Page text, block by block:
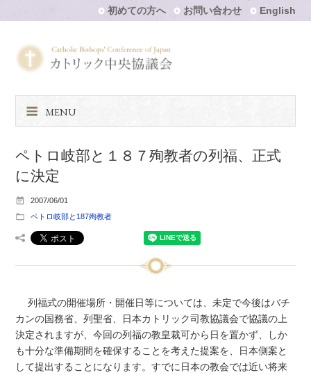
初めての方へ お問い合わせ English
MENU
ペトロ岐部と１８７殉教者の列福、正式
に決定
2007/06/01
ペトロ岐部と187殉教者
列福式の開催場所・開催日等については、未定で今後はバチ
カンの国務省、列聖省、日本カトリック司教協議会で協議の上
決定されますが、今回の列福の教皇裁可から日を置かず、しか
も十分な準備期間を確保することを考えた提案を、日本側案と
して提出することになります。すでに日本の教会では近い将来